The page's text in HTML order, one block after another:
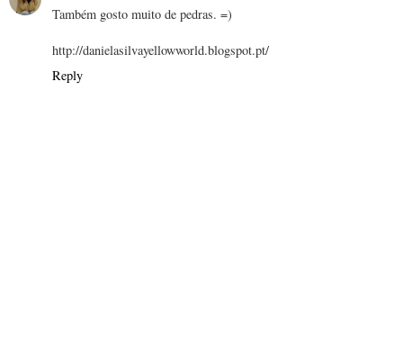
Também gosto muito de pedras. =)
http://danielasilvayellowworld.blogspot.pt/
Reply